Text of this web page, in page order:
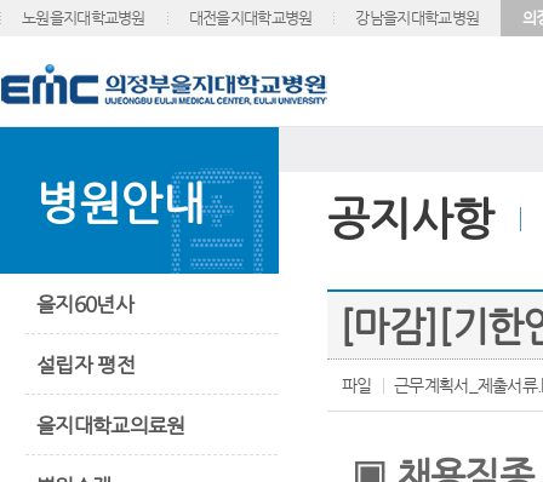
노원을지대학교병원 대전을지대학교병원 강남을지대학교병원 의
병원안내
을지60년사
설립자 평전
을지대학교의료원
공지사항
[마감][기한
파일 근무계획서_제출서